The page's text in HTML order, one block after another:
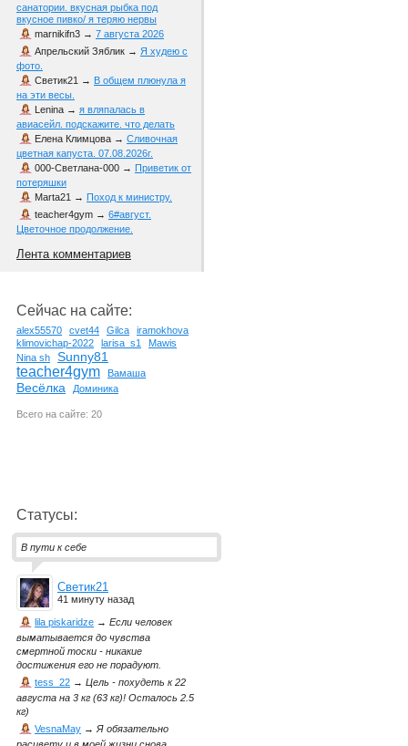
санатории. вкусная рыбка под
вкусное пивко/ я теряю нервы
marnikifn3 → 7 августа 2026
Апрельский Зяблик → Я худею с
фото.
Светик21 → В общем плюнула я
на эти весы.
Lenina → я вляпалась в
авиасейл. подскажите. что делать
Елена Климцова → Сливочная
цветная капуста. 07.08.2026г.
000-Светлана-000 → Приветик от
потеряшки
Marta21 → Поход к министру.
teacher4gym → 6#август.
Цветочное продолжение.
Лента комментариев
Сейчас на сайте:
alex55570 cvet44 Gilca
iramokhova
klimovichap-2022
larisa_s1
Mawis
Nina sh
Sunny81
teacher4gym Вамаша
Весёлка Доминика
Всего на сайте: 20
Статусы:
В пути к себе
Светик21
41 минуту назад
lila piskaridze → Если человек
выматывается до чувства
смертной тоски - никакие
достижения его не порадуют.
tess_22 → Цель - похудеть к 22
августа на 3 кг (63 кг)! Осталось 2.5
кг)
VesnaMay →Я обязательно